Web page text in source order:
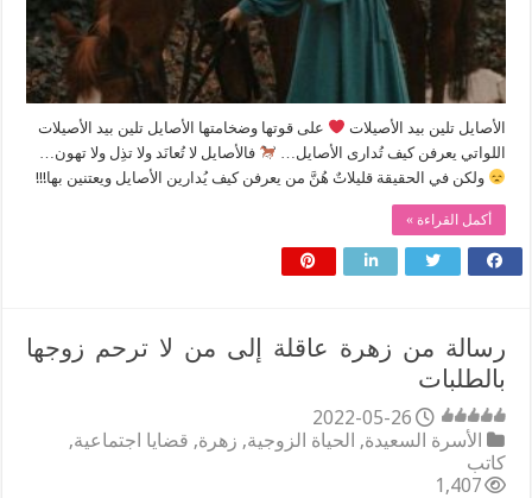
الأصايل تلين بيد الأصيلات
على قوتها وضخامتها الأصايل تلين بيد الأصيلات
اللواتي يعرفن كيف تُدارى الأصايل…
فالأصايل لا تُعانَد ولا تذِل ولا تهون…
ولكن في الحقيقة قليلاتٌ هُنَّ من يعرفن كيف يُدارين الأصايل ويعتنين بها!!!
أكمل القراءة »
رسالة من زهرة عاقلة إلى من لا ترحم زوجها
بالطلبات
2022-05-26
الأسرة السعيدة, الحياة الزوجية, زهرة, قضايا اجتماعية,
كاتب
1,407